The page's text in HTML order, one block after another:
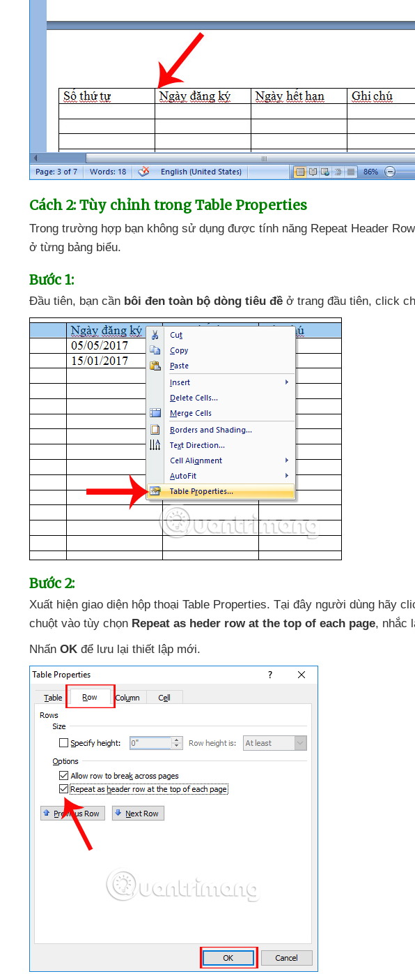
Cách 2: Tùy chỉnh trong Table Properties
Trong trường hợp bạn không sử dụng được tính năng Repeat Header
ở từng bảng biểu.
Bước 1:
Đầu tiên, bạn cần bôi đen toàn bộ dòng tiêu đề ở trang đầu tiên, click
Bước 2:
Xuất hiện giao diện hộp thoại Table Properties. Tại đây người dùng hãy
chuột vào tùy chọn Repeat as heder row at the top of each page, nhắc
Nhấn OK để lưu lại thiết lập mới.